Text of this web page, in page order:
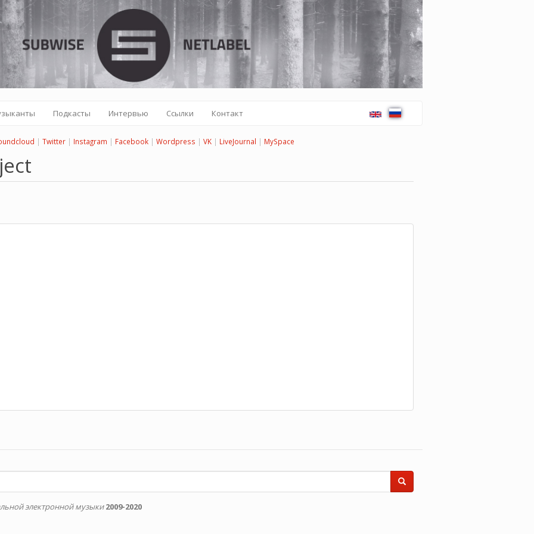
Подкасты Интервью Ссылки Контакт
| Twitter | Instagram | Facebook | Wordpress | VK | LiveJournal | MySpace
электронной музыки 2009-2020